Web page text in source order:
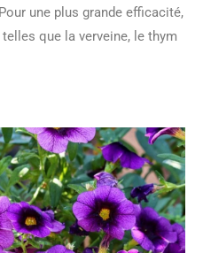
une plus grande efficacité,
que la verveine, le thym